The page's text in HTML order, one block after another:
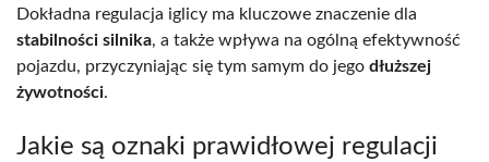
Dokładna regulacja iglicy ma kluczowe znaczenie dla
stabilności silnika, a także wpływa na ogólną efektywność
pojazdu, przyczyniając się tym samym do jego dłuższej
żywotności.
Jakie są oznaki prawidłowej regulacji